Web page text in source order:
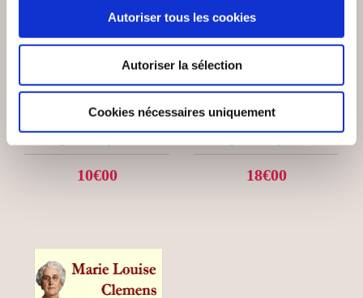
Autoriser tous les cookies
Autoriser la sélection
Cookies nécessaires uniquement
Jonathan Aventin
SYMBOLISME ET
10€00
VIVRE L'ÁSATRÚ
18€00